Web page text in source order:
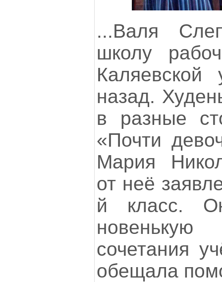
...Валя
школу
назад.
в разные
«Почти
Мария
от неё
й класс.
сочетания
обещала